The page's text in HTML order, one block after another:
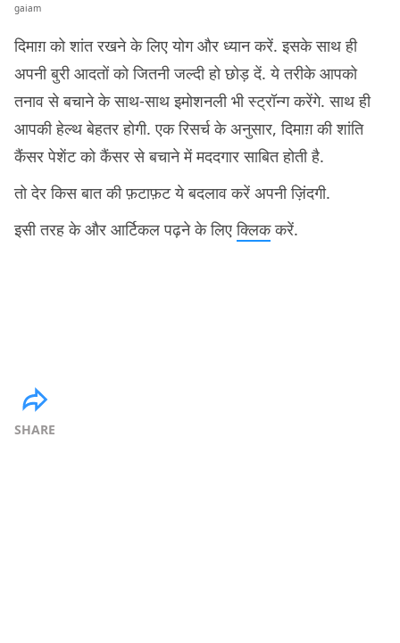
gaiam
दिमाग़ को शांत रखने के लिए योग और ध्यान करें. इसके साथ ही
अपनी बुरी आदतों को जितनी जल्दी हो छोड़ दें. ये तरीके आपको
तनाव से बचाने के साथ-साथ इमोशनली भी स्ट्रॉन्ग करेंगे. साथ ही
आपकी हेल्थ बेहतर होगी. एक रिसर्च के अनुसार, दिमाग़ की शांति
कैंसर पेशेंट को कैंसर से बचाने में मददगार साबित होती है.
तो देर किस बात की फ़टाफ़ट ये बदलाव करें अपनी ज़िंदगी.
इसी तरह के और आर्टिकल पढ़ने के लिएक्लिककरें.
SHARE